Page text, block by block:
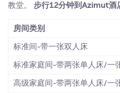
教堂。 步行12分钟到Azimut酒
房间类别
标准间-带一张双人床
标准家庭间-带两张单人床/一
高级家庭间-带两张单人床/一